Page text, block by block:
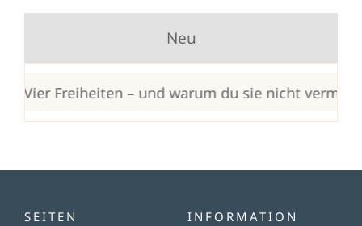
Neu
Vier Freiheiten – und warum du sie nicht
SEITEN INFORMATION